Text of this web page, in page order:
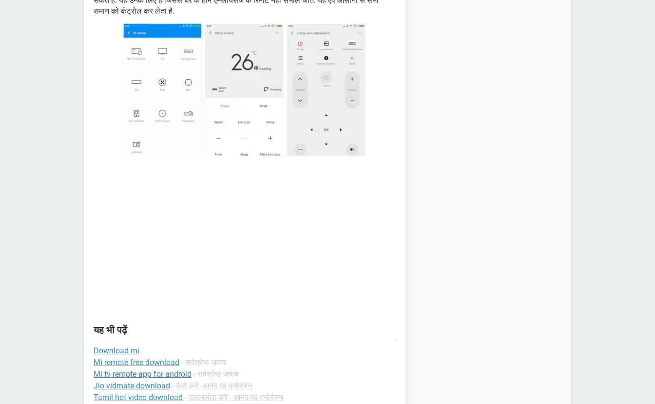
समान को कंट्रोल कर लेता है.
यह भी पढ़ें
Download mi
Mi remote free download - सर्वश्रेष्ठ जवाब
Mi tv remote app for android - सर्वश्रेष्ठ जवाब
Jio vidmate download - कैसे करें -आनंद एवं मनोरंजन
Tamil hot video download - डाउनलोड करें - आनंद एवं मनोरंजन